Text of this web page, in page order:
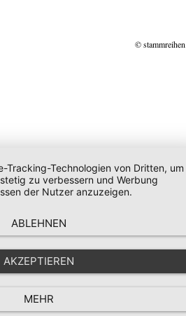
©
Tracking-Technologien von Dritten, um
zu verbessern und Werbung
der Nutzer anzuzeigen.
ABLEHNEN
AKZEPTIEREN
MEHR